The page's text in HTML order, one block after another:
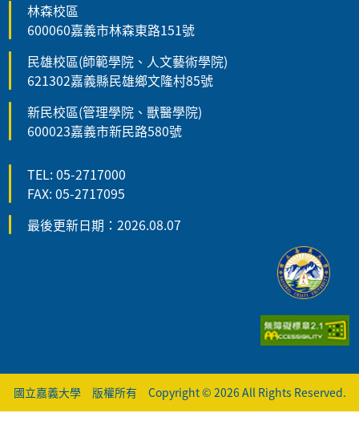
林森校區
600060嘉義市林森東路151號
民雄校區(師範學院、人文藝術學院)
621302嘉義縣民雄鄉文隆村85號
新民校區(管理學院、獸醫學院)
600023嘉義市新民路580號
TEL: 05-2717000
FAX: 05-2717095
最後更新日期：2026.08.07
國立嘉義大學 版權所有 Copyright © 2026 All Rights Reserved.